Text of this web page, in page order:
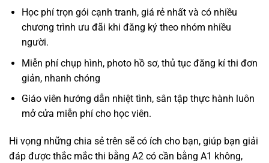
Học phí trọn gói cạnh tranh, giá rẻ nhất và có nhiều
chương trình ưu đãi khi đăng ký theo nhóm nhiều
người.
Miễn phí chụp hình, photo hồ sơ, thủ tục đăng kí thi đơn
giản, nhanh chóng
Giáo viên hướng dẫn nhiệt tình, sân tập thực hành luôn
mở cửa miễn phí cho học viên.
Hi vọng những chia sẻ trên sẽ có ích cho bạn, giúp bạn giải
đáp được thắc mắc thi bằng A2 có cần bằng A1 không,